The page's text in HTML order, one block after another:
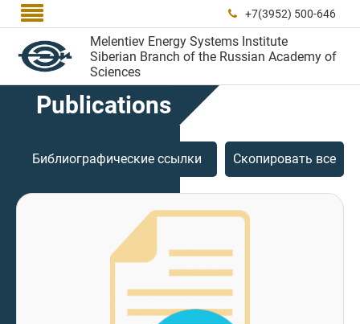
  +7(3952) 500-646
Melentiev Energy Systems Institute
Siberian Branch of the Russian Academy of
Sciences
Publications
Библиографические ссылки Скопировать все